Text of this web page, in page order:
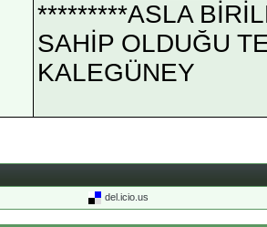
*********ASLA
SAHİP OLDUĞU
KALEGÜNEY
del.icio.us